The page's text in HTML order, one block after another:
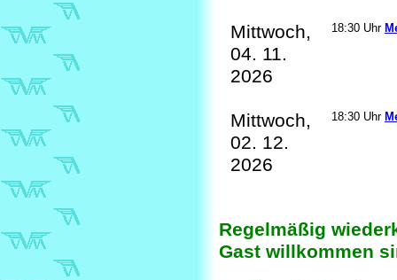
Mittwoch,
04. 11.
2026
18:30 Uhr
Mittwoch,
02. 12.
2026
18:30 Uhr
Regelmäßig
Gast willkommen